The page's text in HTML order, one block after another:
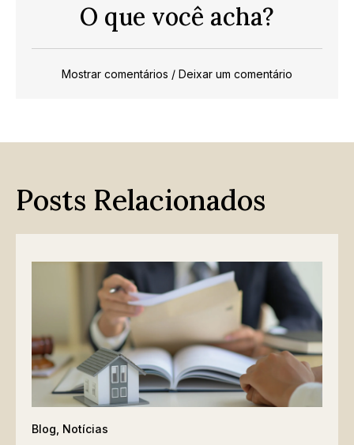
O que você acha?
Mostrar comentários / Deixar um comentário
Posts Relacionados
Blog Notícias